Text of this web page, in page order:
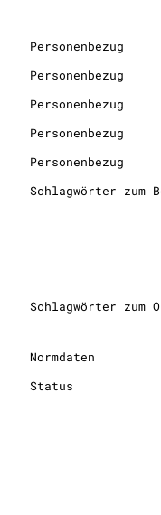
Personenbezug
Personenbezug
Personenbezug
Personenbezug
Personenbezug
Schlagwörter zum
Schlagwörter zum
Normdaten
Status